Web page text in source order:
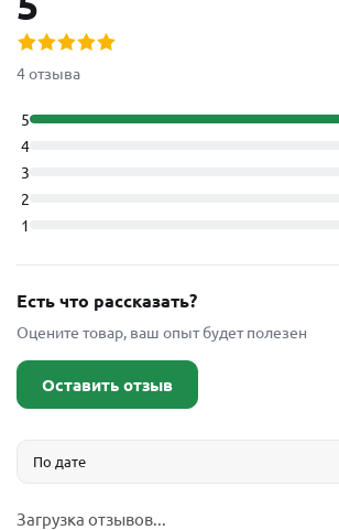
4 отзыва
5
4
3
2
1
Есть что рассказать?
Оцените товар, ваш опыт будет полезен
Оставить отзыв
Загрузка отзывов...